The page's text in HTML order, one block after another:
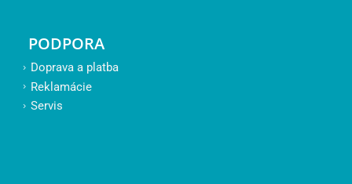
PODPORA
Doprava a platba
Reklamácie
Servis